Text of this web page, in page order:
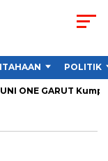
POLITIK
ONE GARUT